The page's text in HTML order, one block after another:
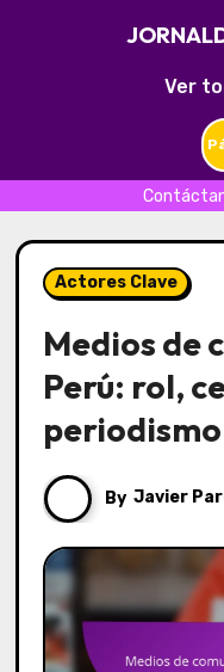
Ver
to
contentActores Clave
Medios de
Perú: rol,
By Javier